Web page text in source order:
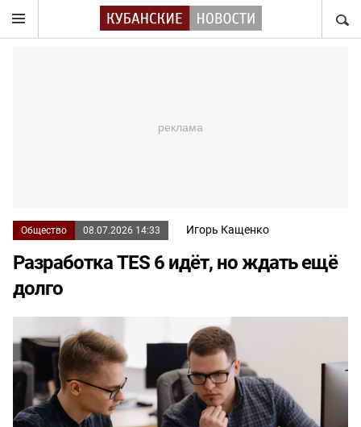
Общество 08.07.2026 14:33 Игорь Кащенко
Разработка TES 6 идёт, но ждать ещё
долго